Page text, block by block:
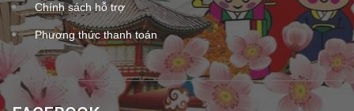
Chính sách hỗ trợ
Phương thức thanh toán